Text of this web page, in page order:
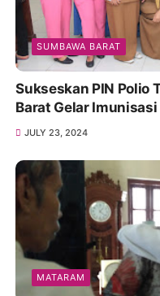
SUMBAWA BARAT
Sukseskan PIN Polio
Barat Gelar Imunisasi
JULY 23, 2024
MATARAM